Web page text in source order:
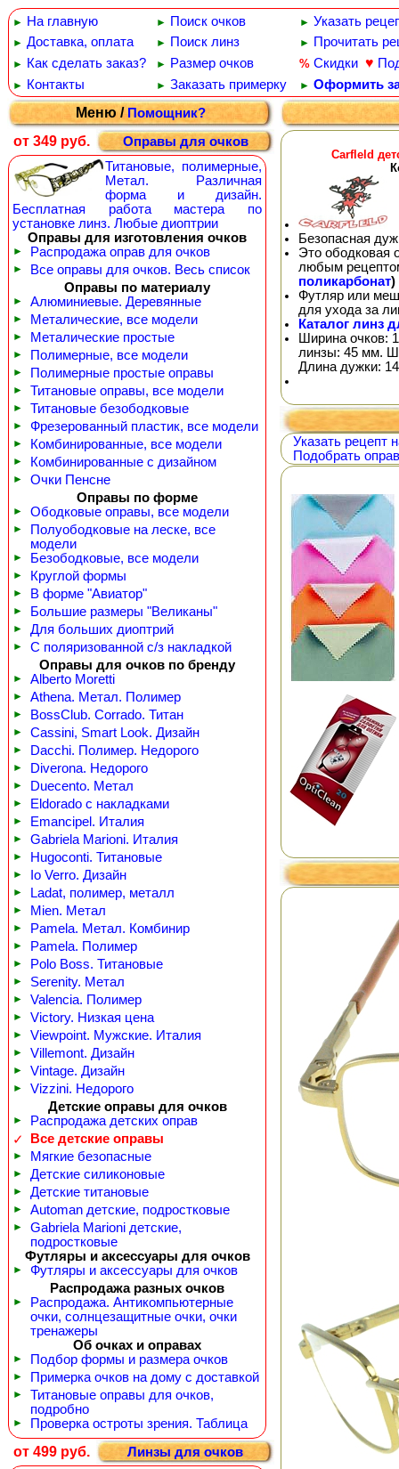
► На главную ► Поиск очков ► Указать
► Доставка, оплата ► Поиск линз ► Прочитать
► Как сделать заказ? ► Размер очков % Скидки ♥
► Контакты ► Заказать примерку ► Оформить
Меню /Помощник?
от 349 руб.
Оправы для очков
Титановые, полимерные,
Метал. Различная
форма и дизайн.
Бесплатная работа мастера по
установке линз. Любые диоптрии
Оправы для изготовления очков
► Распродажа оправ для очков
►
Все оправы для очков. Весь список
Оправы по материалу
► Алюминиевые. Деревянные
► Металические, все модели
► Металические простые
► Полимерные, все модели
► Полимерные простые оправы
► Титановые оправы, все модели
► Титановые безободковые
► Фрезерованный пластик, все модели
► Комбинированные, все модели
► Комбинированные с дизайном
►
Очки Пенсне
Оправы по форме
► Ободковые оправы, все модели
►
Полуободковые на леске, все
модели
► Безободковые, все модели
► Круглой формы
► В форме "Авиатор"
► Большие размеры "Великаны"
► Для больших диоптрий
►
С поляризованной с/з накладкой
Оправы для очков по бренду
► Alberto Moretti
► Athena. Метал. Полимер
► BossClub. Corrado. Титан
► Cassini, Smart Look. Дизайн
► Dacchi. Полимер. Недорого
► Diverona. Недорого
► Duecento. Метал
► Eldorado с накладками
► Emancipel. Италия
► Gabriela Marioni. Италия
► Hugoconti. Титановые
► Io Verro. Дизайн
► Ladat, полимер, металл
► Mien. Метал
► Pamela. Метал. Комбинир
► Pamela. Полимер
► Polo Boss. Титановые
► Serenity. Метал
► Valencia. Полимер
► Victory. Низкая цена
► Viewpoint. Мужские. Италия
► Villemont. Дизайн
► Vintage. Дизайн
►
Vizzini. Недорого
Детские оправы для очков
►
Распродажа детских оправ
✓
Все детские оправы
► Мягкие безопасные
► Детские силиконовые
► Детские титановые
► Automan детские, подростковые
►
Gabriela Marioni детские,
подростковые
Футляры и аксессуары для очков
►
Футляры и аксессуары для очков
Распродажа разных очков
►
Распродажа. Антикомпьютерные
очки, солнцезащитные очки, очки
тренажеры
Об очках и оправах
► Подбор формы и размера очков
► Примерка очков на дому с доставкой
►
Титановые оправы для очков,
подробно
► Проверка остроты зрения. Таблица
от 499 руб.
Линзы для очков
Carfleld
Безопасная
Это ободковая
любым
поликарбонат)
Футляр или
для ухода за
Каталог линз
Ширина очков:
линзы: 45 мм.
Длина дужки:
Указать рецепт
Подобрать